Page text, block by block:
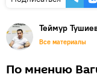
Теймур
Все материалы
По мнению